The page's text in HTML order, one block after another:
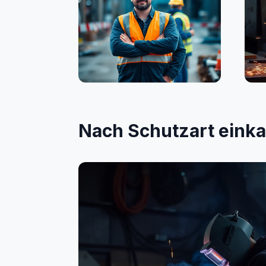
Bauwesen
Nach Schutzart